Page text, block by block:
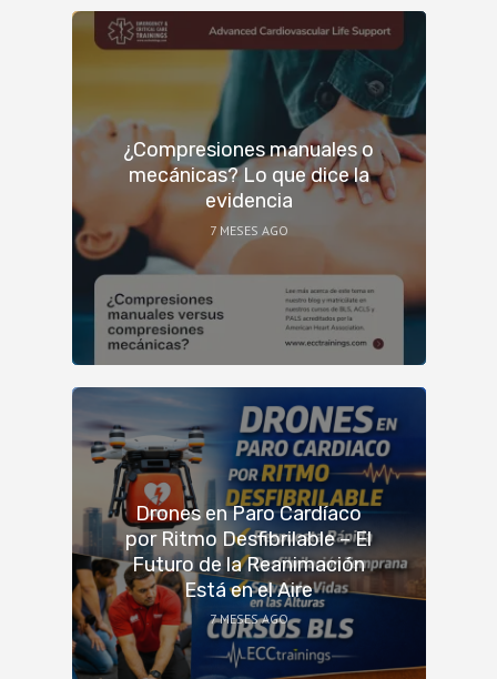
¿Compresiones manuales o
mecánicas? Lo que dice la
evidencia
7 MESES AGO
Drones en Paro Cardíaco
por Ritmo Desfibrilable – El
Futuro de la Reanimación
Está en el Aire
7 MESES AGO